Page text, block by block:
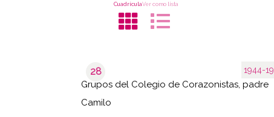
CuadrículaVer como lista
1944-
28
Grupos del Colegio de Corazonistas, padre
Camilo